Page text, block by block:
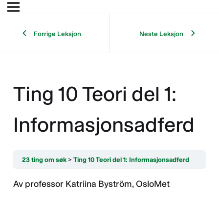
Forrige Leksjon Neste Leksjon
Ting 10 Teori del 1:
Informasjonsadferd
23 ting om søk Ting 10 Teori del 1: Informasjonsadferd
Av professor Katriina Byström, OsloMet